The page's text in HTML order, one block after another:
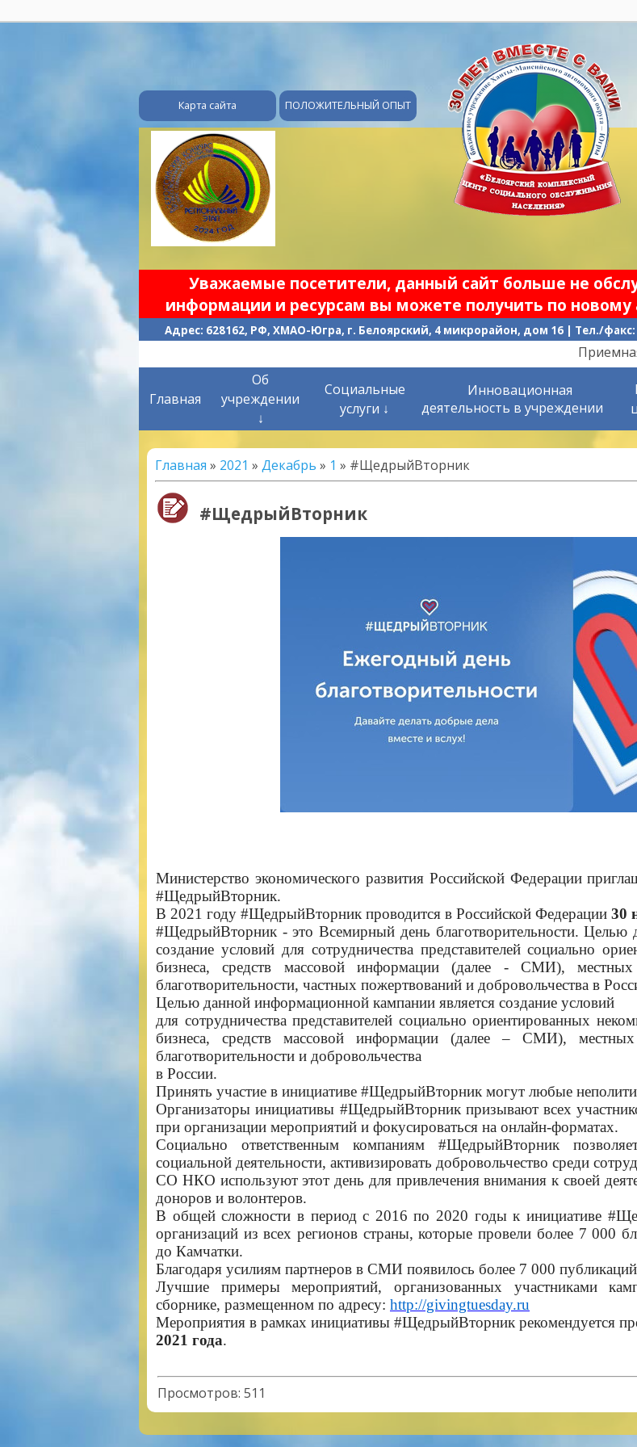
Карта сайта ПОЛОЖИТЕЛЬНЫЙ ОПЫТ
Уважаемые посетители, данный сайт больше не
информации и ресурсам вы можете получить по новому
Адрес: 628162, РФ, ХМАО-Югра, г. Белоярский, 4 микрорайон, дом 16 | Тел./факс:
Приемная:8
Главная
Об
учреждении
↓
Социальные
услуги ↓
Инновационная
деятельность в учреждении
Главная » 2021 » Декабрь » 1 » #ЩедрыйВторник
#ЩедрыйВторник
Министерство экономического развития Российской Федерации
#ЩедрыйВторник.
В 2021 году #ЩедрыйВторник проводится в Российской Федерации 30
#ЩедрыйВторник - это Всемирный день благотворительности. Целью
создание условий для сотрудничества представителей социально
бизнеса, средств массовой информации (далее - СМИ),
благотворительности, частных пожертвований и добровольчества в
Целью данной информационной кампании является создание условий
для сотрудничества представителей социально ориентированных
бизнеса, средств массовой информации (далее – СМИ),
благотворительности и добровольчества
в России.
Принять участие в инициативе #ЩедрыйВторник могут любые
Организаторы инициативы #ЩедрыйВторник призывают всех
при организации мероприятий и фокусироваться на онлайн-форматах.
Социально ответственным компаниям #ЩедрыйВторник
социальной деятельности, активизировать добровольчество среди
СО НКО используют этот день для привлечения внимания к своей
доноров и волонтеров.
В общей сложности в период с 2016 по 2020 годы к инициативе
организаций из всех регионов страны, которые провели более 7 000
до Камчатки.
Благодаря усилиям партнеров в СМИ появилось более 7 000
Лучшие примеры мероприятий, организованных участниками
сборнике, размещенном по адресу: http://givingtuesday.ru
Мероприятия в рамках инициативы #ЩедрыйВторник рекомендуется
2021 года.
Просмотров: 511